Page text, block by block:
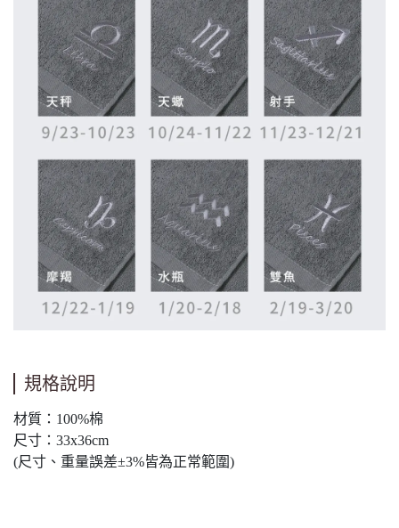
規格說明
材質：100%棉
尺寸：33x36cm
(尺寸、重量誤差±3%皆為正常範圍)